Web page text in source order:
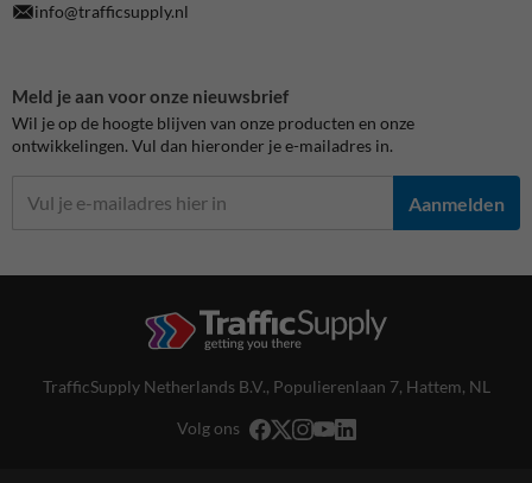
info@trafficsupply.nl
Meld je aan voor onze nieuwsbrief
Wil je op de hoogte blijven van onze producten en onze
ontwikkelingen. Vul dan hieronder je e-mailadres in.
Aanmelden
TrafficSupply Netherlands B.V., Populierenlaan 7, Hattem, NL
Volg ons